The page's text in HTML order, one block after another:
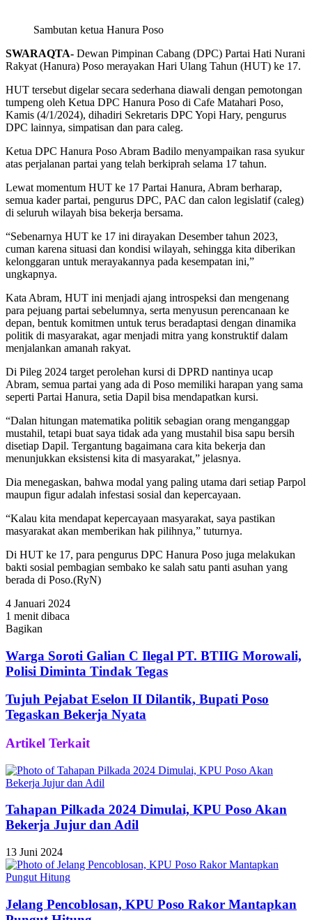
Sambutan ketua Hanura Poso
SWARAQTA- Dewan Pimpinan Cabang (DPC) Partai Hati Nurani
Rakyat (Hanura) Poso merayakan Hari Ulang Tahun (HUT) ke 17.
HUT tersebut digelar secara sederhana diawali dengan pemotongan
tumpeng oleh Ketua DPC Hanura Poso di Cafe Matahari Poso,
Kamis (4/1/2024), dihadiri Sekretaris DPC Yopi Hary, pengurus
DPC lainnya, simpatisan dan para caleg.
Ketua DPC Hanura Poso Abram Badilo menyampaikan rasa syukur
atas perjalanan partai yang telah berkiprah selama 17 tahun.
Lewat momentum HUT ke 17 Partai Hanura, Abram berharap,
semua kader partai, pengurus DPC, PAC dan calon legislatif (caleg)
di seluruh wilayah bisa bekerja bersama.
“Sebenarnya HUT ke 17 ini dirayakan Desember tahun 2023,
cuman karena situasi dan kondisi wilayah, sehingga kita diberikan
kelonggaran untuk merayakannya pada kesempatan ini,”
ungkapnya.
Kata Abram, HUT ini menjadi ajang introspeksi dan mengenang
para pejuang partai sebelumnya, serta menyusun perencanaan ke
depan, bentuk komitmen untuk terus beradaptasi dengan dinamika
politik di masyarakat, agar menjadi mitra yang konstruktif dalam
menjalankan amanah rakyat.
Di Pileg 2024 target perolehan kursi di DPRD nantinya ucap
Abram, semua partai yang ada di Poso memiliki harapan yang sama
seperti Partai Hanura, setia Dapil bisa mendapatkan kursi.
“Dalan hitungan matematika politik sebagian orang menganggap
mustahil, tetapi buat saya tidak ada yang mustahil bisa sapu bersih
disetiap Dapil. Tergantung bagaimana cara kita bekerja dan
menunjukkan eksistensi kita di masyarakat,” jelasnya.
Dia menegaskan, bahwa modal yang paling utama dari setiap Parpol
maupun figur adalah infestasi sosial dan kepercayaan.
“Kalau kita mendapat kepercayaan masyarakat, saya pastikan
masyarakat akan memberikan hak pilihnya,” tuturnya.
Di HUT ke 17, para pengurus DPC Hanura Poso juga melakukan
bakti sosial pembagian sembako ke salah satu panti asuhan yang
berada di Poso.(RyN)
4 Januari 2024
1 menit dibaca
Bagikan
via
Email
Warga Soroti Galian C Ilegal PT. BTIIG Morowali,
Polisi Diminta Tindak Tegas
Tujuh Pejabat Eselon II Dilantik, Bupati Poso
Tegaskan Bekerja Nyata
Artikel Terkait
Tahapan Pilkada 2024 Dimulai, KPU Poso Akan
Bekerja Jujur dan Adil
13 Juni 2024
Jelang Pencoblosan, KPU Poso Rakor Mantapkan